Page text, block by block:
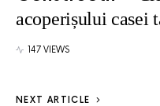
acoperișului casei
147 VIEWS
NEXT ARTICLE